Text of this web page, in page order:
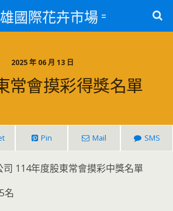
國際花卉市場 =
2025 年 06 月 13 日
常會摸彩得獎名單
Pin Mail SMS
114年度股東常會摸彩中獎名單
名